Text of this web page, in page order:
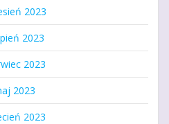
2023
2023
2023
2023
2023